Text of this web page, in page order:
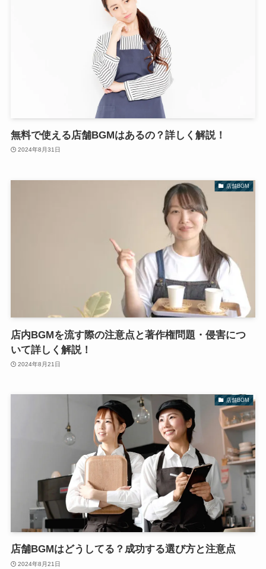
無料で使える店舗BGMはあるの？詳しく解説！
2024年8月31日
店舗BGM
店内BGMを流す際の注意点と著作権問題・侵害につ
いて詳しく解説！
2024年8月21日
店舗BGM
店舗BGMはどうしてる？成功する選び方と注意点
2024年8月21日